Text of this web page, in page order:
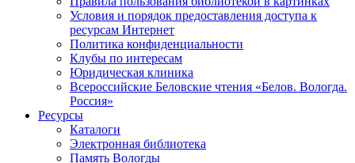
Условия и порядок предоставления доступа к
ресурсам Интернет
Политика конфиденциальности
Клубы по интересам
Юридическая клиника
Всероссийские Беловские чтения «Белов. Вологда.
Россия»
Ресурсы
Каталоги
Электронная библиотека
Память Вологды